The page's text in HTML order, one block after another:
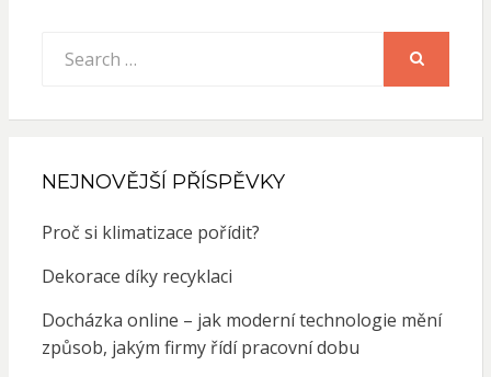
for:
NEJNOVĚJŠÍ PŘÍSPĚVKY
Proč si klimatizace pořídit?
Dekorace díky recyklaci
Docházka online – jak moderní technologie mění
způsob, jakým firmy řídí pracovní dobu